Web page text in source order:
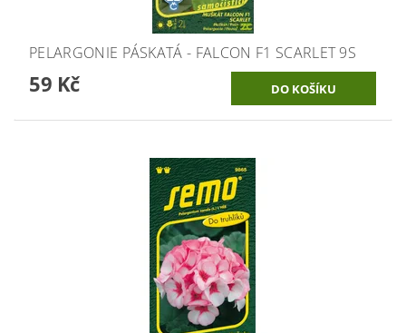
PELARGONIE PÁSKATÁ - FALCON F1 SCARLET 9S
59 Kč